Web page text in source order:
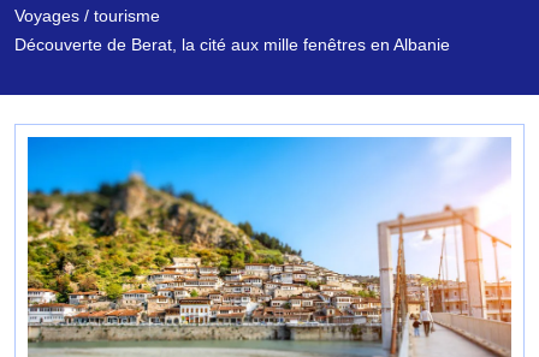
Voyages / tourisme
Découverte de Berat, la cité aux mille fenêtres en Albanie